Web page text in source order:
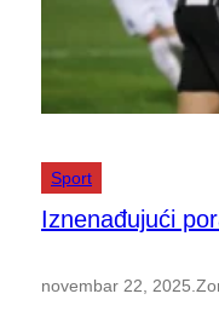
Sport
Iznenađujući
novembar 22, 2025